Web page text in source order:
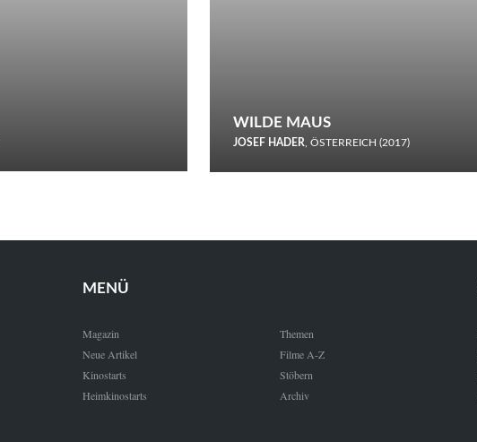
WILDE MAUS
JOSEF HADER, ÖSTERREICH (2017)
Schnee.
MENÜ
Magazin
Neue Artikel
Kinostarts
Heimkinostarts
Themen
Filme A-Z
Stöbern
Archiv